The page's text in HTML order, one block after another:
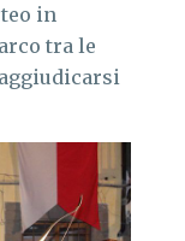
in
tra le